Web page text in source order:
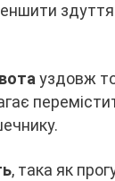
уздовж
, така як